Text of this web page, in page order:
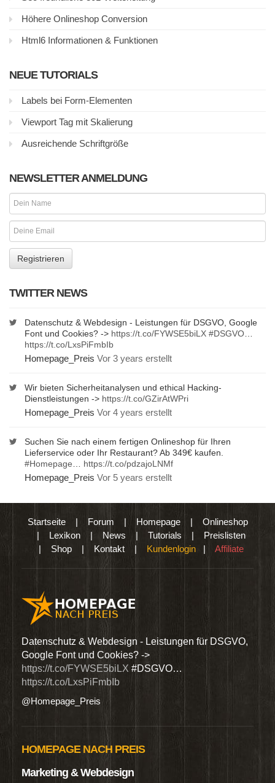
Höhere Onlineshop Conversion
Html6 Informationen & Funktionen
NEUE TUTORIALS
Labels bei Form-Elementen
Viewport Tag mit Skalierung
Ausreichende Schriftgröße
NEWSLETTER ANMELDUNG
TWITTER NEWS
Datenschutz & Webdesign - Leistungen für DSGVO, Google
Font und Cookies? -> https://t.co/FYWSE5biLX #DSGVO
https://t.co/LxsPiFmbIb
Homepage_Preis Vor 3 years erstellt
Wir bieten Sicherheitanalysen und ethical Hacking-
Dienstleistungen -> https://t.co/GZirAtWPri
Homepage_Preis Vor 4 years erstellt
Suchen Sie nach einem fertigen Onlineshop für Ihren
Lieferservice oder Ihr Restaurant? Ab 349€ kaufen.
#Homepage
https://t.co/pdzajoLNMf
Homepage_Preis Vor 5 years erstellt
Startseite| Forum | Homepage| Onlineshop
| Lexikon | News | Tutorials | Preislisten
| Shop | Kontakt | Kundenlogin | Affiliate
Datenschutz & Webdesign - Leistungen für DSGVO,
Google Font und Cookies? ->
https://t.co/FYWSE5biLX #DSGVO…
https://t.co/LxsPiFmbIb
@Homepage_Preis
HOMEPAGE NACH PREIS
Marketing & Webdesign